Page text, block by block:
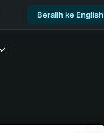
Beralih ke English